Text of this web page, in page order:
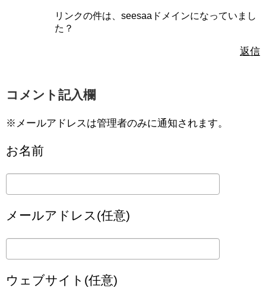
リンクの件は、seesaaドメインになっていまし
た？
返信
コメント記入欄
※メールアドレスは管理者のみに通知されます。
お名前
メールアドレス(任意)
ウェブサイト(任意)